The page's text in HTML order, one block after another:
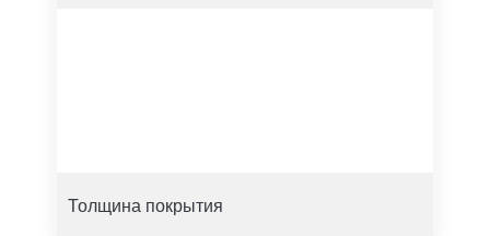
Толщина покрытия